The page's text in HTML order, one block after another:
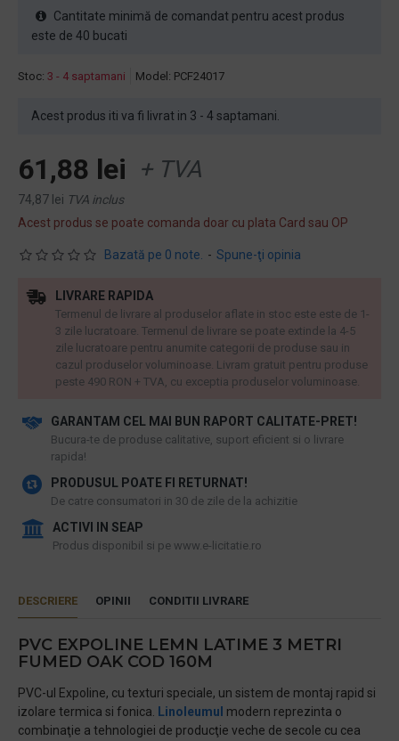
Stoc: 3 - 4 saptamani Model: PCF24017
Acest produs iti va fi livrat in 3 - 4 saptamani.
Bazată pe 0 note. - Spune-ţi opinia
61,88 lei + TVA
74,87 lei TVA inclus
Acest produs se poate comanda doar cu plata Card sau OP
Cantitate minimă de comandat pentru acest produs
este de 40 bucati
GARANTAM CEL MAI BUN RAPORT CALITATE-PRET!
​Bucura-te de produse calitative, suport eficient si o livrare
rapida!
PRODUSUL POATE FI RETURNAT!
De catre consumatori in 30 de zile de la achizitie
ACTIVI IN SEAP
Produs disponibil si pe www.e-licitatie.ro
LIVRARE RAPIDA
Termenul de livrare al produselor aflate in stoc este este de 1-
3 zile lucratoare. Termenul de livrare se poate extinde la 4-5
zile lucratoare pentru anumite categorii de produse sau in
cazul produselor voluminoase. Livram gratuit pentru produse
peste 490 RON + TVA, cu exceptia produselor voluminoase.
DESCRIERE OPINII CONDITII LIVRARE
PVC EXPOLINE LEMN LATIME 3 METRI
FUMED OAK COD 160M
PVC-ul Expoline, cu texturi speciale, un sistem de montaj rapid si
izolare termica si fonica.
Linoleumul modern reprezinta o
combinaţie a tehnologiei de producţie veche de secole cu cea